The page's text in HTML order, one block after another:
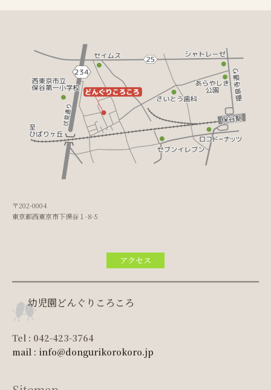
〒202-0004
東京都西東京市下保谷１-8-5
アクセス
幼児園どんぐりころころ
Tel : 042-423-3764
mail : info@dongurikorokoro.jp